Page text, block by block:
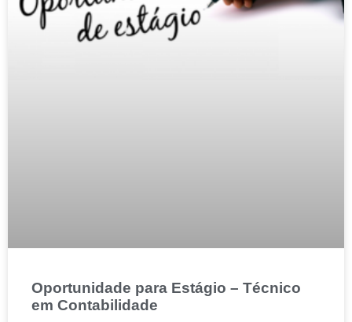
Oportunidade para Estágio – Técnico
em Contabilidade